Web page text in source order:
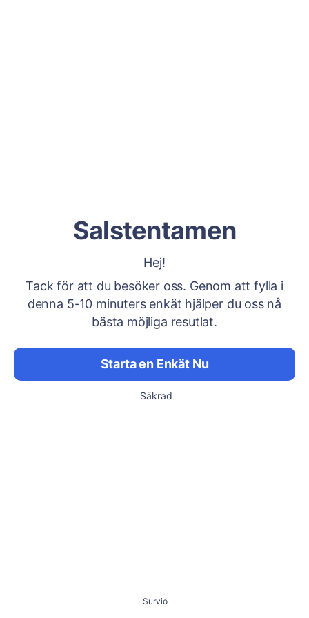
Salstentamen
Hej!
Tack för att du besöker oss. Genom att fylla i
denna 5-10 minuters enkät hjälper du oss nå
bästa möjliga resutlat.
Starta en Enkät Nu
Säkrad
Survio